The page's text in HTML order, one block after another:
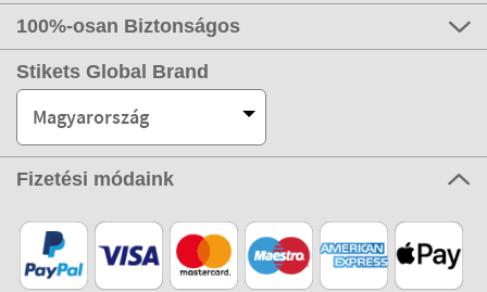
100%-osan Biztonságos
Stikets Global Brand
Magyarország
Fizetési módaink